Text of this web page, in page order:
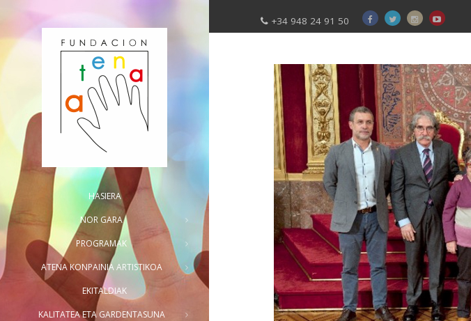
+34 948 24 91 50
HASIERA
NOR GARA
PROGRAMAK
ATENA KONPAINIA ARTISTIKOA
EKITALDIAK
KALITATEA ETA GARDENTASUNA